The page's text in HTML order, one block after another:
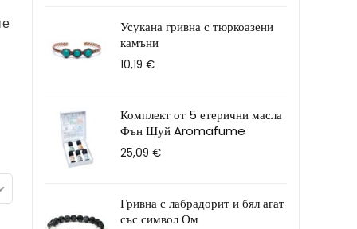
Усукана гривна с тюркоазени
камъни
10,19 €
Комплект от 5 етерични масла
Фън Шуй Aromafume
25,09 €
Гривна с лабрадорит и бял агат
със символ Ом